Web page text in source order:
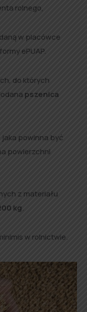
rolnego,
w placówce
ePUAP.
do których
pszenica
jaka powinna być
powierzchni
z materiału
kg.
w rolnictwie.